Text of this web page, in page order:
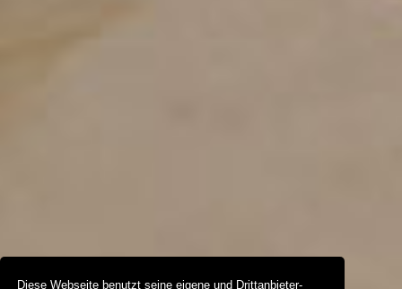
Diese Webseite benutzt seine eigene und Drittanbieter-